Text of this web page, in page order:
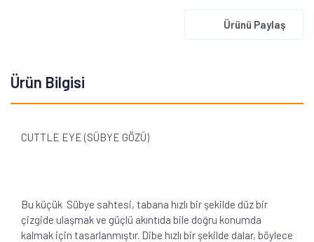
Ürünü Paylaş
Ürün Bilgisi
CUTTLE EYE (SÜBYE GÖZÜ)
Bu küçük Sübye sahtesi, tabana hızlı bir şekilde düz bir
çizgide ulaşmak ve güçlü akıntıda bile doğru konumda
kalmak için tasarlanmıştır. Dibe hızlı bir şekilde dalar, böylece